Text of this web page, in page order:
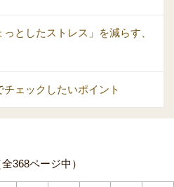
っとしたストレス」を減らす、
チェックしたいポイント
368ページ中）